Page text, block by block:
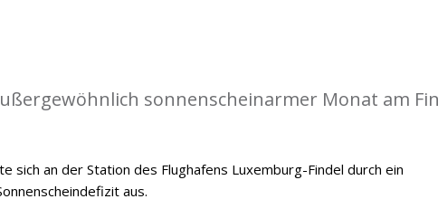
sonnenscheinarmer Monat am
sich an der Station des Flughafens Luxemburg-Findel durch ein
aus.